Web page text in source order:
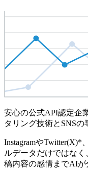
安心の公式API認定企
タリング技術とSNS
InstagramやTwitter(X)*
ルデータだけではな
稿内容の感情までAI